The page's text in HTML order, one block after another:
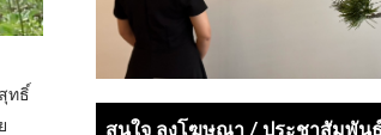
ทธิ์
สนใจ ลงโฆษณา / ประชาสัมพัน